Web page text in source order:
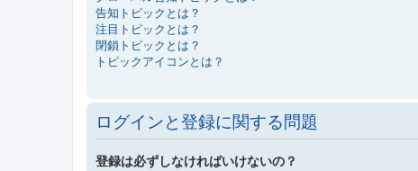
告知トピックとは？
注目トピックとは？
閉鎖トピックとは？
トピックアイコンとは？
ログインと登録に関する問題
登録は必ずしなければいけないの？